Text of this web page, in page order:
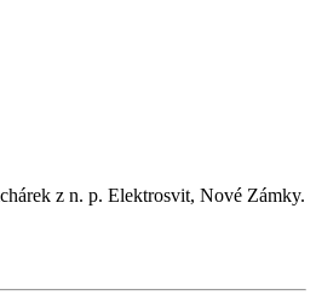
z n. p. Elektrosvit, Nové Zámky.